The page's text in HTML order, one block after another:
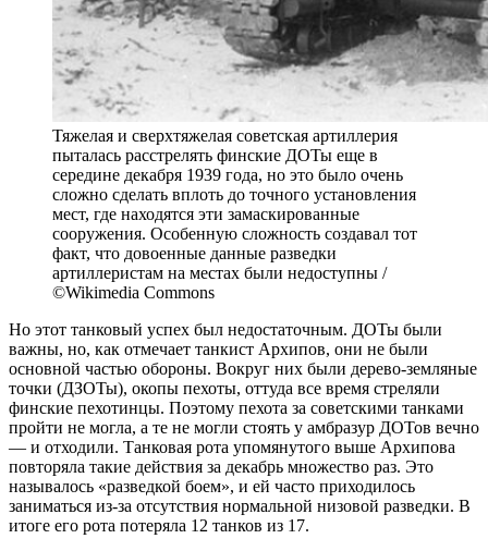
Тяжелая и сверхтяжелая советская артиллерия
пыталась расстрелять финские ДОТы еще в
середине декабря 1939 года, но это было очень
сложно сделать вплоть до точного установления
мест, где находятся эти замаскированные
сооружения. Особенную сложность создавал тот
факт, что довоенные данные разведки
артиллеристам на местах были недоступны /
©Wikimedia Commons
Но этот танковый успех был недостаточным. ДОТы были
важны, но, как отмечает танкист Архипов, они не были
основной частью обороны. Вокруг них были дерево-земляные
точки (ДЗОТы), окопы пехоты, оттуда все время стреляли
финские пехотинцы. Поэтому пехота за советскими танками
пройти не могла, а те не могли стоять у амбразур ДОТов вечно
— и отходили. Танковая рота упомянутого выше Архипова
повторяла такие действия за декабрь множество раз. Это
называлось «разведкой боем», и ей часто приходилось
заниматься из-за отсутствия нормальной низовой разведки. В
итоге его рота потеряла 12 танков из 17.